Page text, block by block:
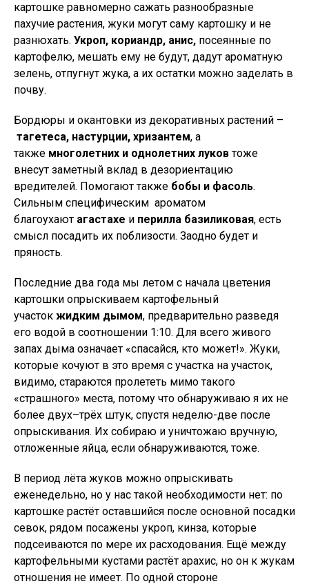
картошке равномерно сажать разнообразные
пахучие растения, жуки могут саму картошку и не
разнюхать. Укроп, кориандр, анис, посеянные по
картофелю, мешать ему не будут, дадут ароматную
зелень, отпугнут жука, а их остатки можно заделать в
почву.
Бордюры и окантовки из декоративных растений –
тагетеса, настурции, хризантем, а
также многолетних и однолетних луковтоже
внесут заметный вклад в дезориентацию
вредителей. Помогают также бобы и фасоль.
Сильным специфическим ароматом
благоухают агастахе и перилла базиликовая, есть
смысл посадить их поблизости. Заодно будет и
пряность.
Последние два года мы летом с начала цветения
картошки опрыскиваем картофельный
участок жидким дымом, предварительно разведя
его водой в соотношении 1:10. Для всего живого
запах дыма означает «спасайся, кто может!». Жуки,
которые кочуют в это время с участка на участок,
видимо, стараются пролететь мимо такого
«страшного» места, потому что обнаруживаю я их не
более двух–трёх штук, спустя неделю-две после
опрыскивания. Их собираю и уничтожаю вручную,
отложенные яйца, если обнаруживаются, тоже.
В период лёта жуков можно опрыскивать
еженедельно, но у нас такой необходимости нет: по
картошке растёт оставшийся после основной посадки
севок, рядом посажены укроп, кинза, которые
подсеиваются по мере их расходования. Ещё между
картофельными кустами растёт арахис, но он к жукам
отношения не имеет. По одной стороне